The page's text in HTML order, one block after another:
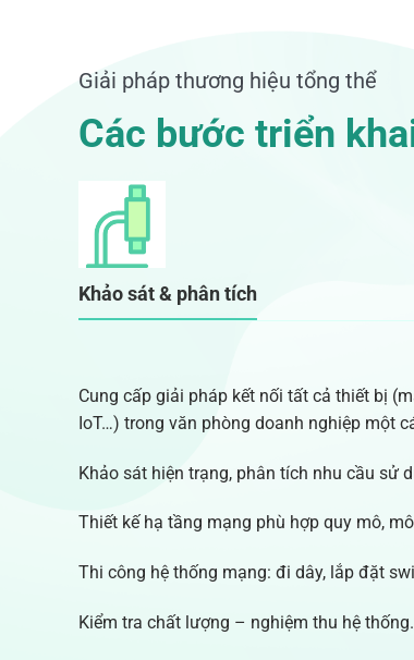
Giải pháp thương hiệu tổng thể
Các bước triển
Khảo sát & phân tích
Cung cấp giải pháp kết nối tất cả thiết bị
IoT…) trong văn phòng doanh nghiệp một
Khảo sát hiện trạng, phân tích nhu cầu sử
Thiết kế hạ tầng mạng phù hợp quy mô,
Thi công hệ thống mạng: đi dây, lắp đặt
Kiểm tra chất lượng – nghiệm thu hệ thống.